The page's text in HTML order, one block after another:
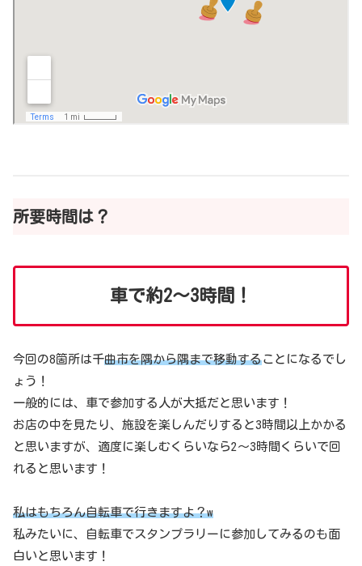
所要時間は？
車で約2〜3時間！
今回の8箇所は千曲市を隅から隅まで移動することになるでし
ょう！
一般的には、車で参加する人が大抵だと思います！
お店の中を見たり、施設を楽しんだりすると3時間以上かかる
と思いますが、適度に楽しむくらいなら2〜3時間くらいで回
れると思います！
私はもちろん自転車で行きますよ？w
私みたいに、自転車でスタンプラリーに参加してみるのも面
白いと思います！